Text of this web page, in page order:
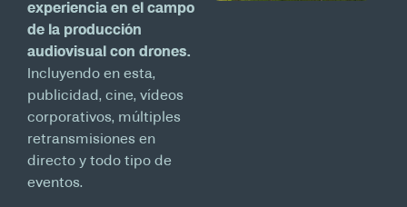
experiencia en el campo
de la producción
audiovisual con drones.
Incluyendo en esta,
publicidad, cine, vídeos
corporativos, múltiples
retransmisiones en
directo y todo tipo de
eventos.